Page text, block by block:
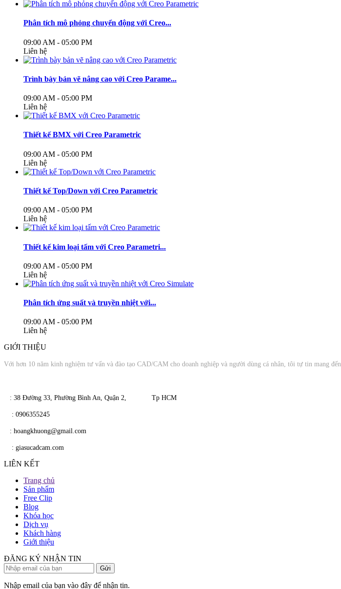
Phân tích mô phỏng chuyển động với Creo...
09:00 AM - 05:00 PM
Liên hệ
Trình bày bản vẽ nâng cao với Creo Parame...
09:00 AM - 05:00 PM
Liên hệ
Thiết kế BMX với Creo Parametric
09:00 AM - 05:00 PM
Liên hệ
Thiết kế Top/Down với Creo Parametric
09:00 AM - 05:00 PM
Liên hệ
Thiết kế kim loại tấm với Creo Parametri...
09:00 AM - 05:00 PM
Liên hệ
Phân tích ứng suất và truyền nhiệt với...
09:00 AM - 05:00 PM
Liên hệ
GIỚI THIỆU
Với hơn 10 năm kinh nghiệm tư vấn và đào tạo CAD/CAM cho doanh nghiệp và người dùng cá nhân, tôi tự tin mang
​​ : 38 Đường 33, Phường Bình An, Quận 2, Tp HCM
: 0906355245
​ : hoangkhuong@gmail.com
: giasucadcam.com
LIÊN KẾT
Trang chủ
Sản phẩm
Free Clip
Blog
Khóa học
Dịch vụ
Khách hàng
Giới thiệu
ĐĂNG KÝ NHẬN TIN
Nhập email của bạn vào đây để nhận tin.